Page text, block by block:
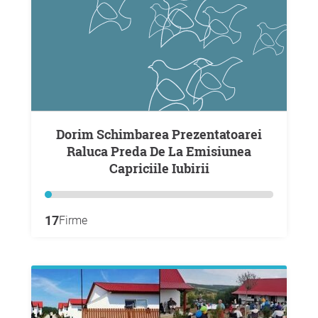
Dorim Schimbarea Prezentatoarei
Raluca Preda De La Emisiunea
Capriciile Iubirii
17Firme